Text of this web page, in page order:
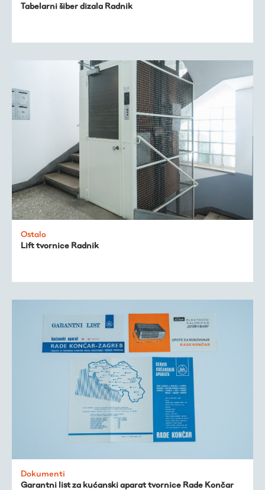
Tabelarni šiber dizala Radnik
Ostalo
Lift tvornice Radnik
Dokumenti
Garantni list za kućanski aparat tvornice Rade Končar